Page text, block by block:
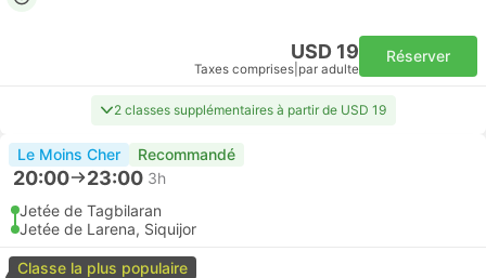
USD 19
Taxes comprises par adulte
Réserver
2 classes supplémentaires à partir de USD 19
Le Moins Cher Recommandé
20:00 23:00 3h
Jetée de Tagbilaran
Jetée de Larena, Siquijor
Classe la plus populaire